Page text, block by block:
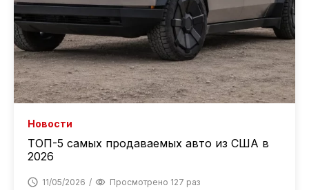
Новости
ТОП-5 самых продаваемых авто из США в
2026
11/05/2026 Просмотрено 127 раз